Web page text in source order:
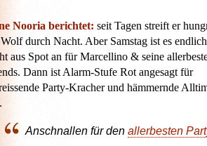
Nooria berichtet: seit Tagen streift er
durch Nacht. Aber Samstag ist es
aus Spot an für Marcellino & seine
Dann ist Alarm-Stufe Rot angesagt für
Party-Kracher und hämmernde
Anschnallen für den allerbesten